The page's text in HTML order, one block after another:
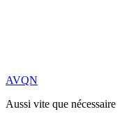
AVQN
Aussi vite que nécessaire